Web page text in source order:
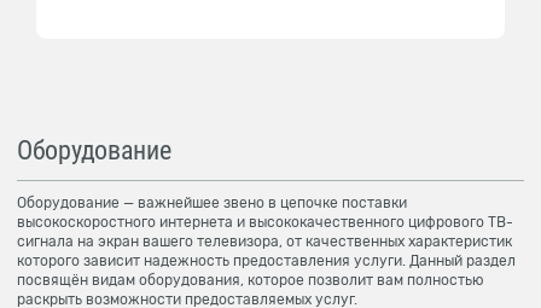
Оборудование
Оборудование — важнейшее звено в цепочке поставки
высокоскоростного интернета и высококачественного цифрового ТВ-
сигнала на экран вашего телевизора, от качественных характеристик
которого зависит надежность предоставления услуги. Данный раздел
посвящён видам оборудования, которое позволит вам полностью
раскрыть возможности предоставляемых услуг.